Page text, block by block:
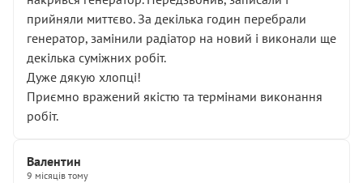
прийняли миттєво. За декілька годин перебрали
генератор, замінили радіатор на новий і виконали ще
декілька суміжних робіт.
Дуже дякую хлопці!
Приємно вражений якістю та термінами виконання
робіт.
Валентин
9 місяців тому